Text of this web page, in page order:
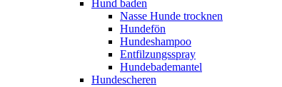
Hund baden
Nasse Hunde trocknen
Hundefön
Hundeshampoo
Entfilzungsspray
Hundebademantel
Hundescheren